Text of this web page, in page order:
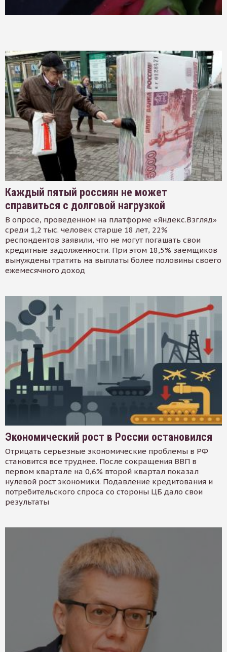
Каждый пятый россиян не может
справиться с долговой нагрузкой
В опросе, проведенном на платформе «Яндекс.Взгляд»
среди 1,2 тыс. человек старше 18 лет, 22%
респондентов заявили, что не могут погашать свои
кредитные задолженности. При этом 18,5% заемщиков
вынуждены тратить на выплаты более половины своего
ежемесячного доход
Экономический рост в России остановился
Отрицать серьезные экономические проблемы в РФ
становится все труднее. После сокращения ВВП в
первом квартале на 0,6% второй квартал показал
нулевой рост экономики. Подавление кредитования и
потребительского спроса со стороны ЦБ дало свои
результаты